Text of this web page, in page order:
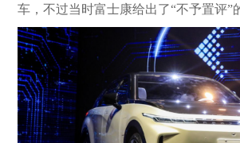
车，不过当时富士康给出了“不予置评”